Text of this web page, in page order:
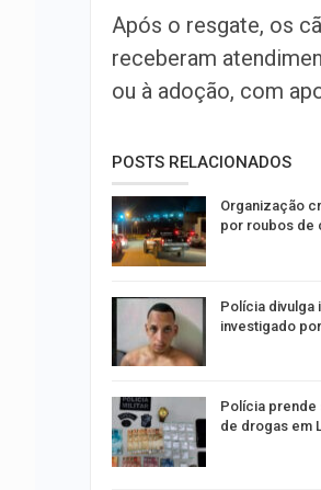
Após o resgate, os
receberam
ou à adoção, com
POSTS RELACIONADOS
Organização
por roubos de
Polícia divulga
investigado
Polícia
de drogas em